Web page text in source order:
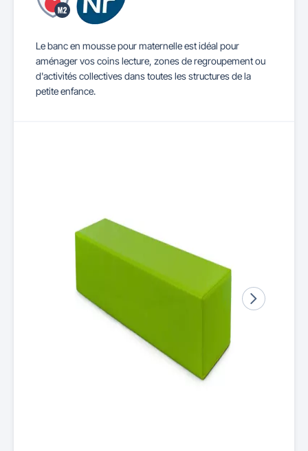
Le banc en mousse pour maternelle est idéal pour
aménager vos coins lecture, zones de regroupement ou
d'activités collectives dans toutes les structures de la
petite enfance.